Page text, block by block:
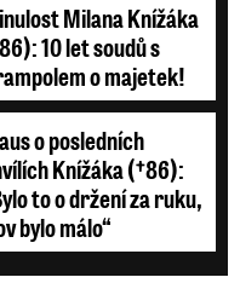
Milana Knížáka
10 let soudů s
o majetek!
o posledních
Knížáka (†86):
to o držení za ruku,
bylo málo“